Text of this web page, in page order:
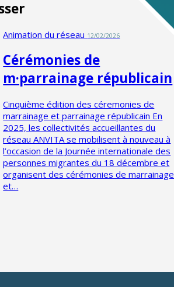
Animation du réseau 12/02/2026
Cérémonies de
m·parrainage républicain
Cinquième édition des céremonies de
marrainage et parrainage républicain En
2025, les collectivités accueillantes du
réseau ANVITA se mobilisent à nouveau à
l’occasion de la Journée internationale des
personnes migrantes du 18 décembre et
organisent des cérémonies de marrainage
et…